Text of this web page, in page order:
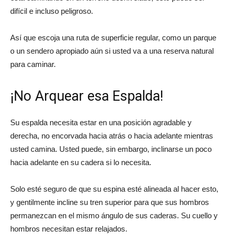
difícil e incluso peligroso.
Así que escoja una ruta de superficie regular, como un parque
o un sendero apropiado aún si usted va a una reserva natural
para caminar.
¡No Arquear esa Espalda!
Su espalda necesita estar en una posición agradable y
derecha, no encorvada hacia atrás o hacia adelante mientras
usted camina. Usted puede, sin embargo, inclinarse un poco
hacia adelante en su cadera si lo necesita.
Solo esté seguro de que su espina esté alineada al hacer esto,
y gentilmente incline su tren superior para que sus hombros
permanezcan en el mismo ángulo de sus caderas. Su cuello y
hombros necesitan estar relajados.